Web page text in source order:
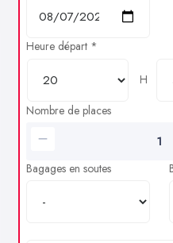
Heure départ *
H
Nombre de places
Bagages en soutes